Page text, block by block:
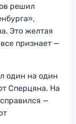
решил
Это желтая
признает —
один на один
Сперцяна. На
—